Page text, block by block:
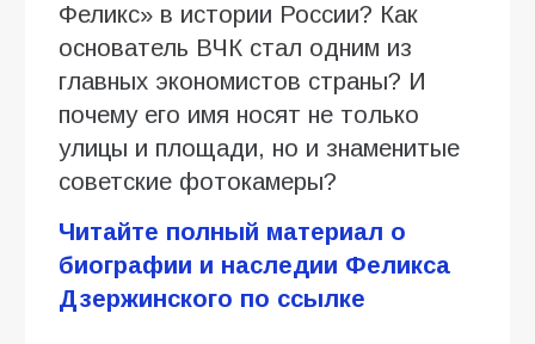
Феликс» в истории России? Как
основатель ВЧК стал одним из
главных экономистов страны? И
почему его имя носят не только
улицы и площади, но и знаменитые
советские фотокамеры?
Читайте полный материал о
биографии и наследии Феликса
Дзержинского по ссылке